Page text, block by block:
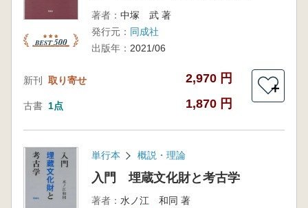
著者： 中塚 武 著
発行元： 同成社
出版年： 2021/06
新刊 取り寄せ 2,970 円
古書 1点 1,870 円
＋
単行本 概説・理論
入門 埋蔵文化財と考古学
著者： 水ノ江 和同 著